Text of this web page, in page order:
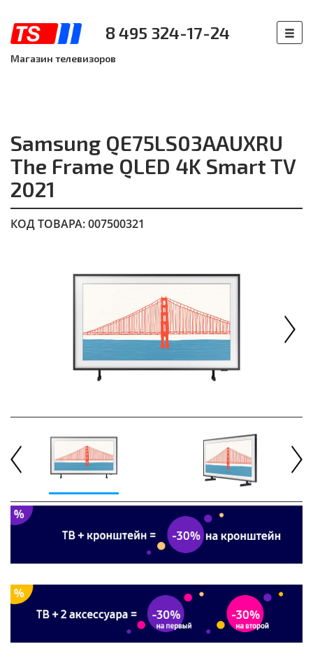
8 495 324-17-24
Магазин телевизоров
Samsung QE75LS03AAUXRU
The Frame QLED 4K Smart TV
2021
КОД ТОВАРА: 007500321